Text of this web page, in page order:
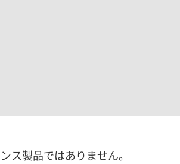
製品ではありません。